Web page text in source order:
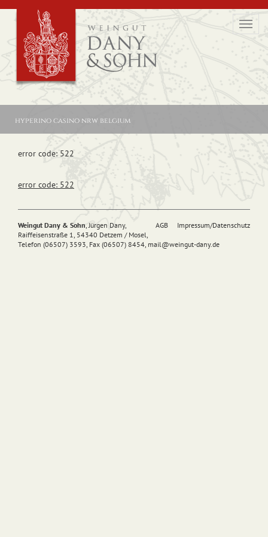
hyperino casino nrw belgium
error code: 522
error code: 522
AGB Impressum/Datenschutz
Weingut Dany & Sohn, Jürgen Dany,
Raiffeisenstraße 1, 54340 Detzem / Mosel,
Telefon (06507) 3593, Fax (06507) 8454, mail@weingut-dany.de